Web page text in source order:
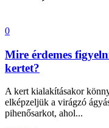
0
Mire érdemes
kertet?
A kert kialakításakor
elképzeljük a virágzó
pihenősarkot, ahol...